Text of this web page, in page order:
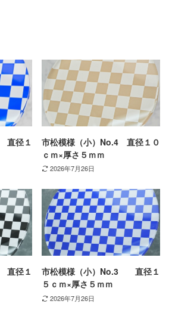
径１
市松模様（小）No.4 直径１０
ｃｍ×厚さ５ｍｍ
2026年7月26日
径１
市松模様（小）No.3 直径１
５ｃｍ×厚さ５ｍｍ
2026年7月26日